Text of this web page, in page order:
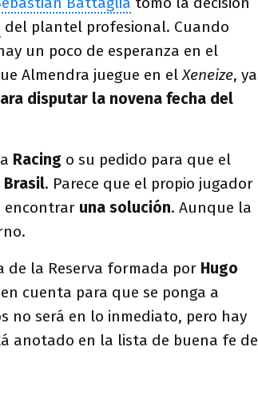
del plantel profesional. Cuando
un poco de esperanza en el
Almendra juegue en elXeneize, ya
disputar la novena fecha del
Racing o su pedido para que el
Brasil. Parece que el propio jugador
encontrar una solución. Aunque la
la Reserva formada por Hugo
cuenta para que se ponga a
no será en lo inmediato, pero hay
anotado en la lista de buena fe de